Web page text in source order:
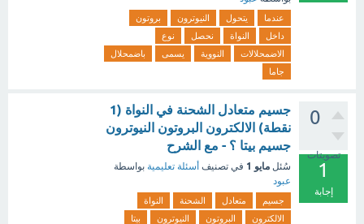
عندما يتحول النيوترون
بروتون
داخل
النواة نحصل
نوع
الاضمحلالات
النووية يسمى
باضمحلال
جاما
0
تصويتات
1
إجابة
جسيم متعادل الشحنة في النواة (1
نقطة) الالكترون البروتون النيوترون
جسيم بيتا ؟ - مع الشرح
سُئل مايو 1 في تصنيف أسئلة تعليمية بواسطة
عبود
جسيم متعادل الشحنة
النواة
الالكترون
البروتون النيوترون بيتا